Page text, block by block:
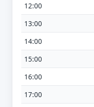
12:00
13:00
14:00
15:00
16:00
17:00